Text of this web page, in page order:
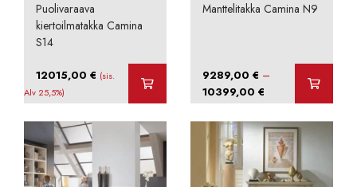
Puolivaraava
kiertoilmatakka Camina
S14
12015,00€ (sis.
Alv 25,5%)
Manttelitakka Camina N9
9289,00€ –
10399,00€ Hintaluokka:
9289,00 €
-
10399,00 €